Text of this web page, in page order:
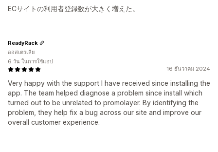
ECサイトの利用者登録数が大きく増えた。
16 ธันวาคม 2024
Very happy with the support I have received since installing the
app. The team helped diagnose a problem since install which
turned out to be unrelated to promolayer. By identifying the
problem, they help fix a bug across our site and improve our
overall customer experience.
ReadyRack
ออสเตรเลีย
6 วัน ในการใช้แอป